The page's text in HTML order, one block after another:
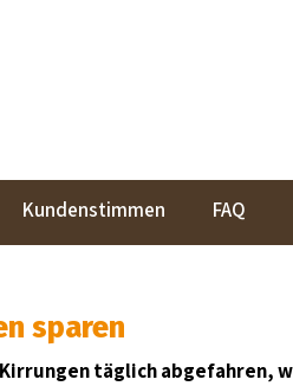
Kundenstimmen FAQ
sparen
täglich abgefahren,